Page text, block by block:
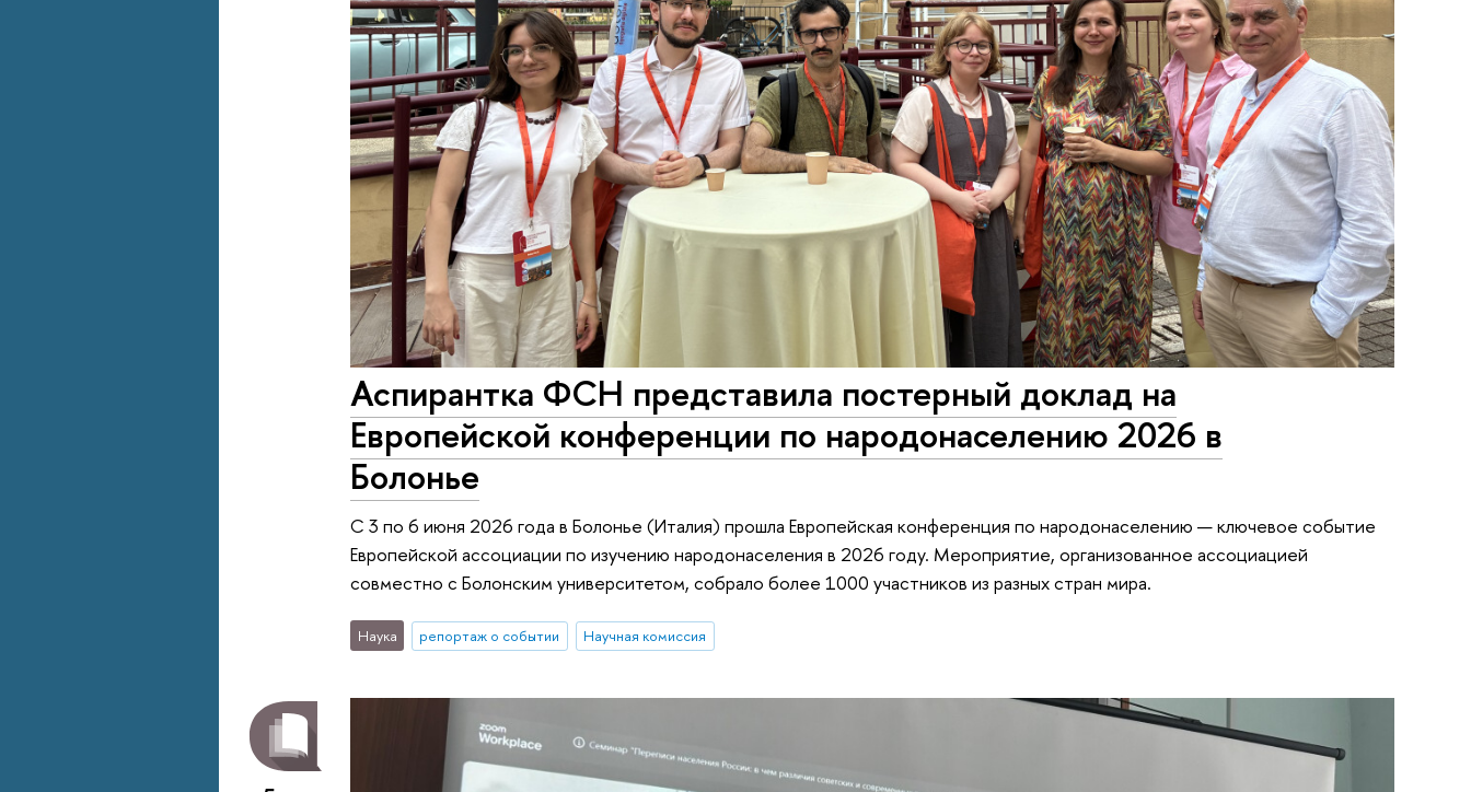
Аспирантка ФСН представила постерный доклад на
Европейской конференции по народонаселению 2026 в
Болонье
С 3 по 6 июня 2026 года в Болонье (Италия) прошла Европейская конференция по народонаселению — ключевое событие
Европейской ассоциации по изучению народонаселения в 2026 году. Мероприятие, организованное ассоциацией
совместно с Болонским университетом, собрало более 1000 участников из разных стран мира.
Наука репортаж о событии Научная комиссия